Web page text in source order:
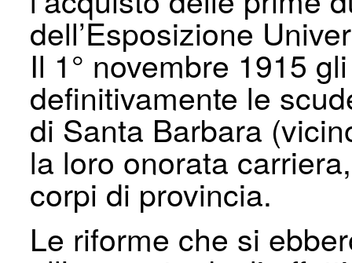
dell’Esposizione
Il 1° novembre 1915
definitivamente le
di Santa Barbara
la loro onorata
corpi di provincia.
Le riforme che si